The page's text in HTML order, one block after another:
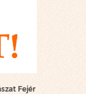
Fejér